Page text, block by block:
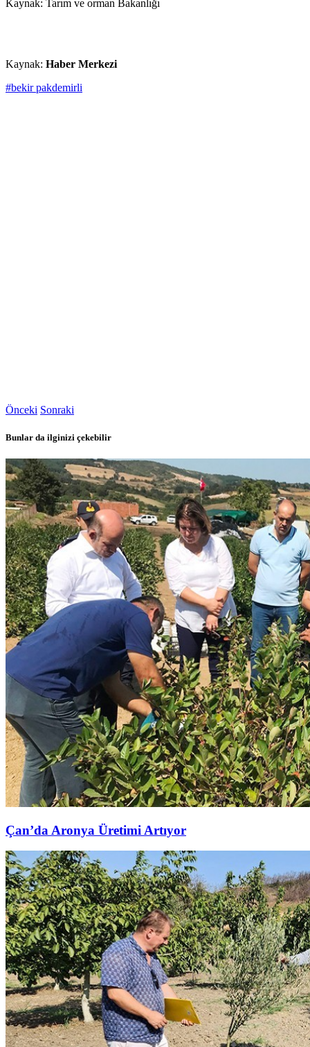
Kaynak: Tarım ve orman Bakanlığı
Kaynak: Haber Merkezi
#bekir pakdemirli
Önceki Sonraki
Bunlar da ilginizi çekebilir
Çan’da Aronya Üretimi Artıyor